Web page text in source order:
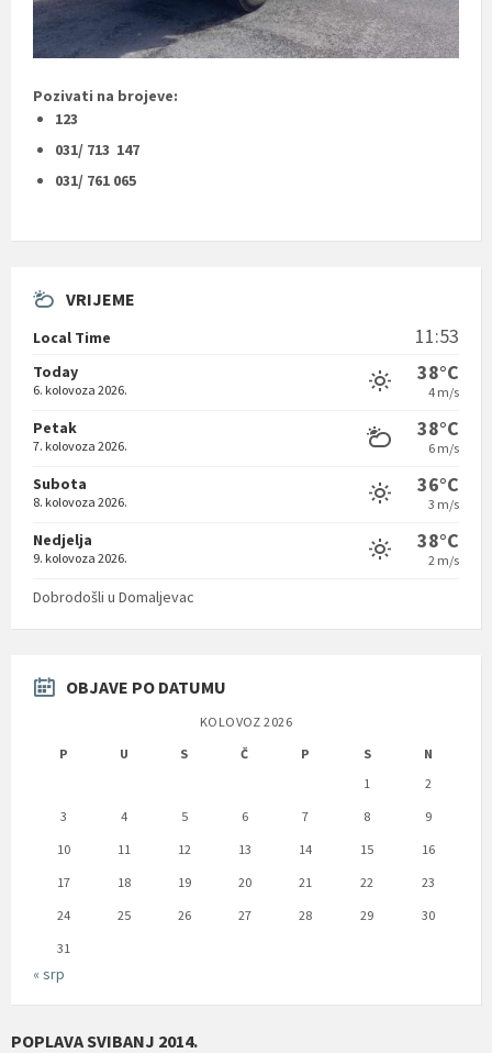
Pozivati na brojeve:
123
031/ 713 147
031/ 761 065
VRIJEME
Local Time 11:53
Today
6. kolovoza 2026.
38°C
4 m/s
Petak
7. kolovoza 2026.
38°C
6 m/s
Subota
8. kolovoza 2026.
36°C
3 m/s
Nedjelja
9. kolovoza 2026.
38°C
2 m/s
Dobrodošli u Domaljevac
OBJAVE PO DATUMU
KOLOVOZ 2026
P
U S Č P S
N
1
2
3
4 5 6 7 8
9
10
11 12 13 14 15
16
17
18 19 20 21 22
23
24
25 26 27 28 29
30
31
« srp
POPLAVA SVIBANJ 2014.